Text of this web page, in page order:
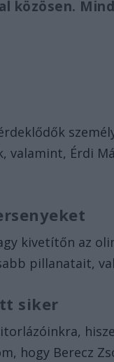
közösen.
valamint, Érdi
kivetítőn az
pillanatait,
siker
hogy Berecz